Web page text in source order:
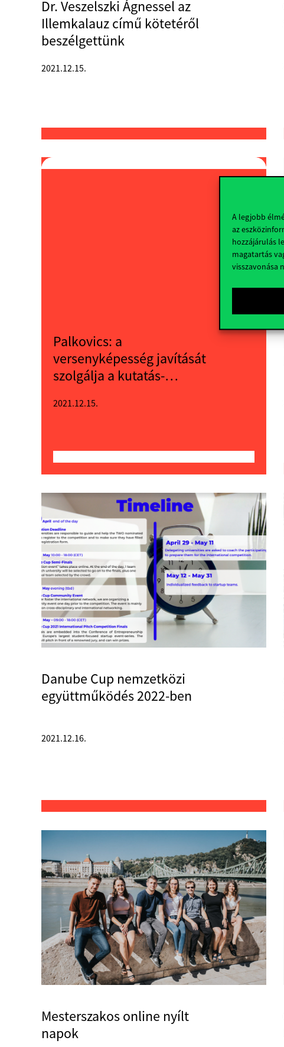
A legjobb
az
hozzájárulás
magatartás
visszavonása
Dr. Veszelszki Ágnessel az
Illemkalauz című kötetéről
beszélgettünk
2021.12.15.
Palkovics: a
versenyképesség javítását
szolgálja a kutatás-
átalakítása
2021.12.15.
Danube Cup nemzetközi
együttműködés 2022-ben
2021.12.16.
Mesterszakos online nyílt
napok